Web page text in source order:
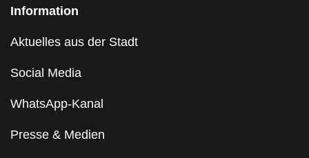
Information
Aktuelles aus der Stadt
Social Media
WhatsApp-Kanal
Presse & Medien